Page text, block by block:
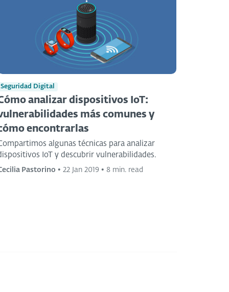
Seguridad Digital
analizar dispositivos IoT:
más comunes y
encontrarlas
algunas técnicas para analizar
IoT y descubrir vulnerabilidades.
Pastorino • 22 Jan 2019 • 8 min. read